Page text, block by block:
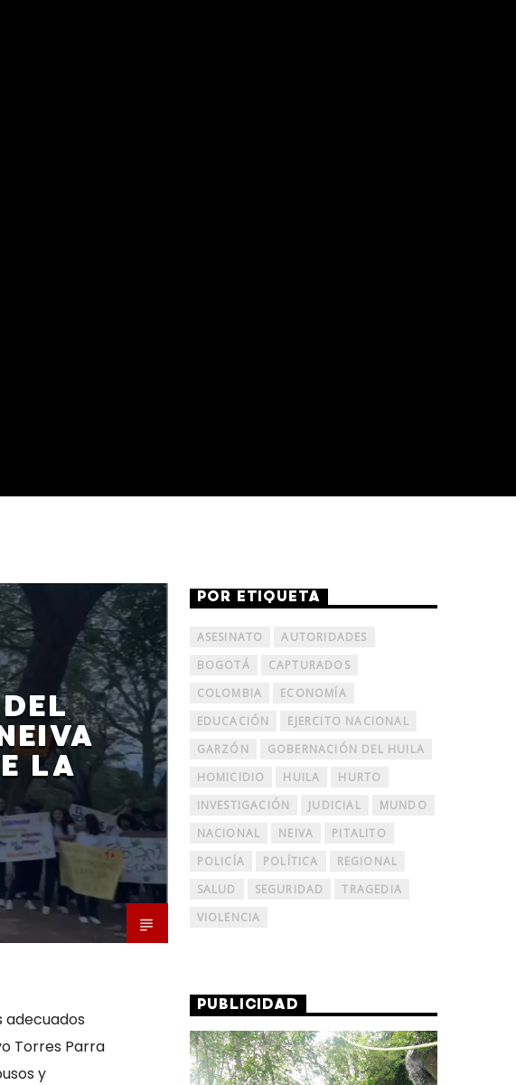
LA
adecuados
Torres Parra
y
POR ETIQUETA
ASESINATO
AUTORIDADES
BOGOTÁ
CAPTURADOS
COLOMBIA
ECONOMÍA
EDUCACIÓN
EJERCITO NACIONAL
GARZÓN
GOBERNACIÓN DEL HUILA
HOMICIDIO
HUILA
HURTO
INVESTIGACIÓN
JUDICIAL
MUNDO
NACIONAL
NEIVA
PITALITO
POLICÍA
POLÍTICA
REGIONAL
SALUD
SEGURIDAD
TRAGEDIA
VIOLENCIA
PUBLICIDAD